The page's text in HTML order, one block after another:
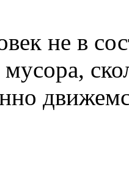
не в